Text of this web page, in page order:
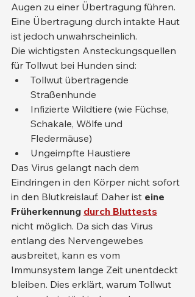
Augen zu einer Übertragung führen.
Eine Übertragung durch intakte Haut
ist jedoch unwahrscheinlich.
Die wichtigsten Ansteckungsquellen
für Tollwut bei Hunden sind:
Tollwut übertragende
Straßenhunde
Infizierte Wildtiere (wie Füchse,
Schakale, Wölfe und
Fledermäuse)
Ungeimpfte Haustiere
Das Virus gelangt nach dem
Eindringen in den Körper nicht sofort
in den Blutkreislauf. Daher ist eine
Früherkennung durch Bluttests
nicht möglich. Da sich das Virus
entlang des Nervengewebes
ausbreitet, kann es vom
Immunsystem lange Zeit unentdeckt
bleiben. Dies erklärt, warum Tollwut